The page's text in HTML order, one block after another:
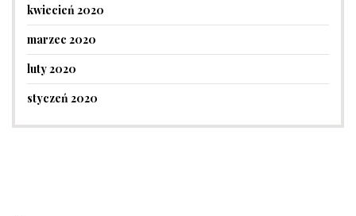
kwiecień 2020
marzec 2020
luty 2020
styczeń 2020